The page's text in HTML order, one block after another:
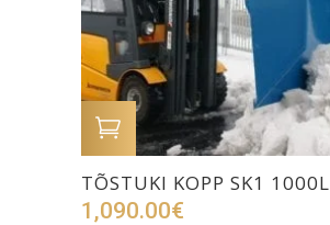
LISA OSTUKORVI
TÕSTUKI KOPP SK1 1000L
1,090.00€